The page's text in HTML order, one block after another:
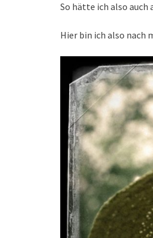
So hätte ich also auch
Hier bin ich also nach